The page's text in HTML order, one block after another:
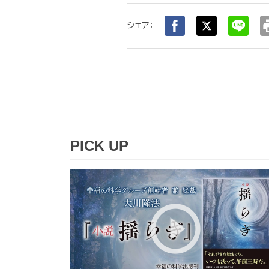
シェア：
PICK UP